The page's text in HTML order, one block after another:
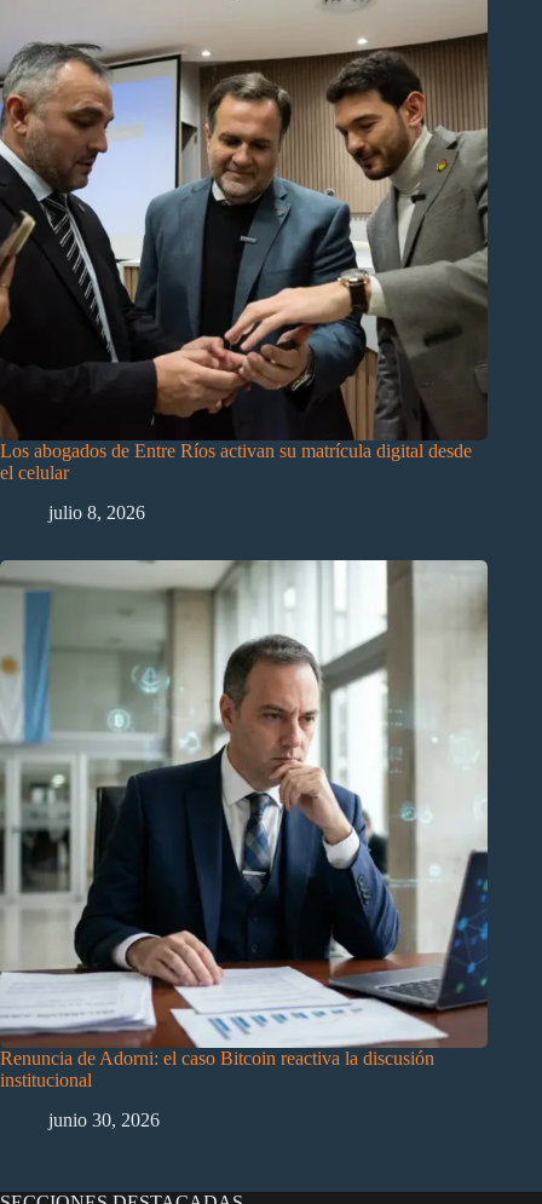
Los abogados de Entre Ríos activan su matrícula digital desde
el celular
julio 8, 2026
Renuncia de Adorni: el caso Bitcoin reactiva la discusión
institucional
junio 30, 2026